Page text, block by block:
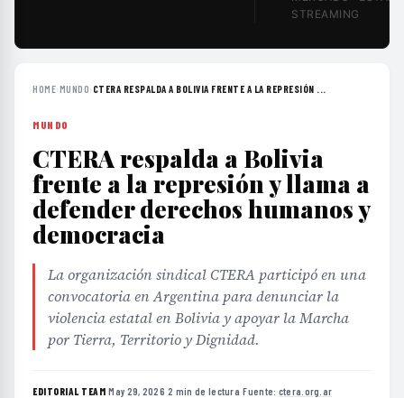
STREAMING
HOME›MUNDO› CTERA RESPALDA A BOLIVIA FRENTE A LA REPRESIÓN ...
MUNDO
CTERA respalda a Bolivia
frente a la represión y llama a
defender derechos humanos y
democracia
La organización sindical CTERA participó en una
convocatoria en Argentina para denunciar la
violencia estatal en Bolivia y apoyar la Marcha
por Tierra, Territorio y Dignidad.
EDITORIAL TEAM·May 29, 2026·2 min de lectura·Fuente: ctera.org.ar